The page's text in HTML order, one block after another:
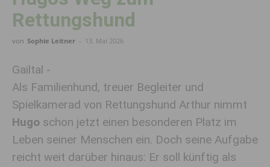
Rettungshund
von Sophie Leitner - 13. Mai 2026
Gailtal -
Als Familienhund, treuer Begleiter und
Spielkamerad von Rettungshund Arthur nimmt
Hugo schon jetzt einen besonderen Platz im
Leben seiner Menschen ein. Doch seine Aufgabe
reicht weit darüber hinaus: Er soll künftig als